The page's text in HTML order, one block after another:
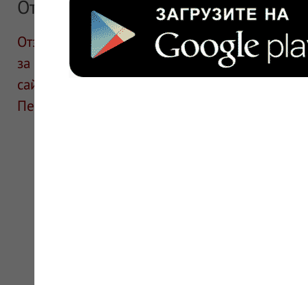
Отзывы
Отзывы размещают посетители сайта.
за информацию в отзывах. Описание
сайте для ознакомления и не является
Перед применением необходима